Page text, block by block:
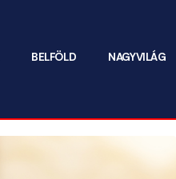
BELFÖLD NAGYVILÁG